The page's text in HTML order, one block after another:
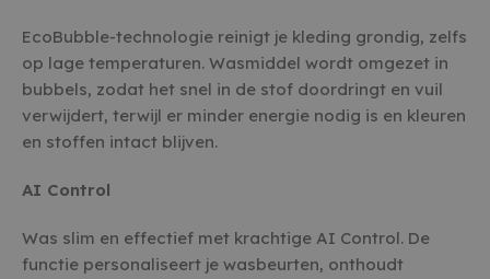
EcoBubble-technologie reinigt je kleding grondig, zelfs
op lage temperaturen. Wasmiddel wordt omgezet in
bubbels, zodat het snel in de stof doordringt en vuil
verwijdert, terwijl er minder energie nodig is en kleuren
en stoffen intact blijven.
AI Control
Was slim en effectief met krachtige AI Control. De
functie personaliseert je wasbeurten, onthoudt